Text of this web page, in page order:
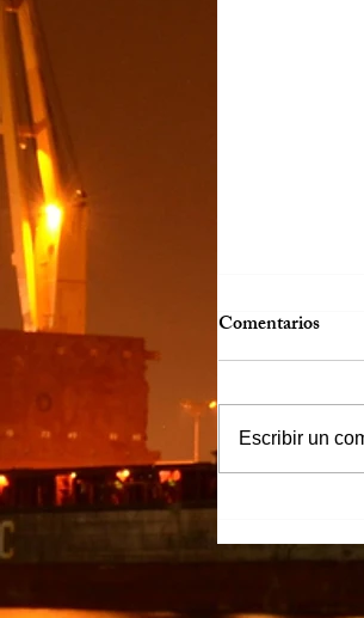
familiares y
Comentarios
Escribir un